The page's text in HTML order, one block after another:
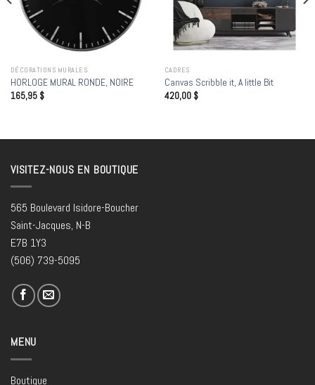
DÉCORATIONS MURALES
HORLOGE MURAL RONDE, NOIRE
165,95 $
CADRES
Canvas Scribble it, A little Bit
420,00 $
VISITEZ-NOUS EN BOUTIQUE
565 Boulevard Isidore-Boucher
Saint-Jacques, N-B
E7B 1Y3
(506) 739-5095
MENU
Boutique